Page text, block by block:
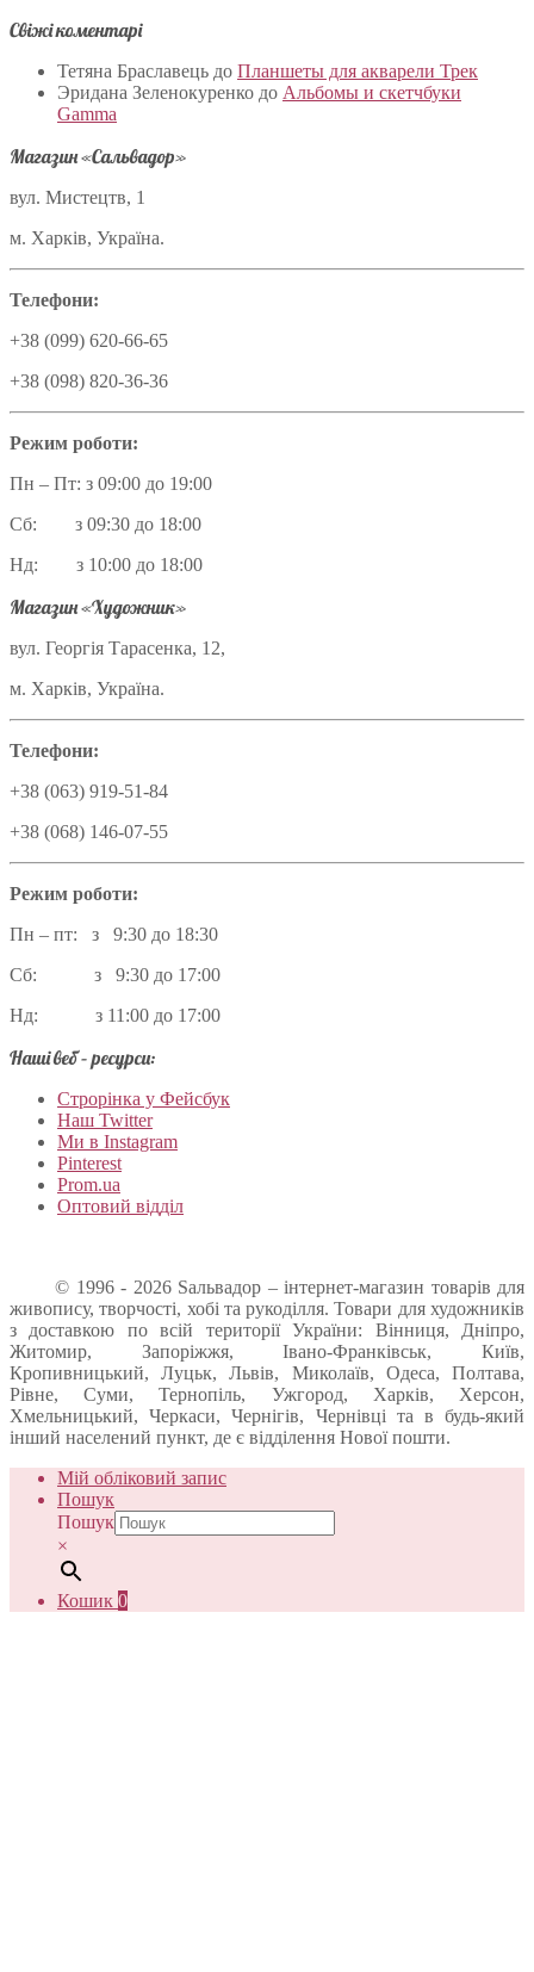
Свіжі коментарі
Тетяна Браславець до Планшеты для акварели Трек
Эридана Зеленокуренко до Альбомы и скетчбуки
Gamma
Магазин «Сальвадор»
вул. Мистецтв, 1
м. Харків, Україна.
Телефони:
+38 (099) 620-66-65
+38 (098) 820-36-36
Режим роботи:
Пн – Пт: з 09:00 до 19:00
Сб: з 09:30 до 18:00
Нд: з 10:00 до 18:00
Магазин «Художник»
вул. Георгія Тарасенка, 12,
м. Харків, Україна.
Телефони:
+38 (063) 919-51-84
+38 (068) 146-07-55
Режим роботи:
Пн – пт: з 9:30 до 18:30
Сб: з 9:30 до 17:00
Нд: з 11:00 до 17:00
Наші веб – ресурси:
Строрінка у Фейсбук
Наш Twitter
Ми в Instagram
Pinterest
Prom.ua
Оптовий відділ
© 1996 - 2026 Sальвадор – інтернет-магазин товарів для
живопису, творчості, хобі та рукоділля. Товари для художників
з доставкою по всій території України: Вінниця, Дніпро,
Житомир, Запоріжжя, Івано-Франківськ, Київ,
Кропивницький, Луцьк, Львів, Миколаїв, Одеса, Полтава,
Рівне, Суми, Тернопіль, Ужгород, Харків, Херсон,
Хмельницький, Черкаси, Чернігів, Чернівці та в будь-який
інший населений пункт, де є відділення Нової пошти.
Мій обліковий запис
Пошук
Пошук
×
Кошик 0